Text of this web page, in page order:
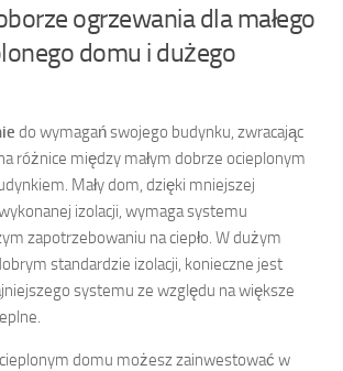
ogrzewania dla małego
domu i dużego
do wymagań swojego budynku, zwracając
różnice między małym dobrze ocieplonym
Mały dom, dzięki mniejszej
izolacji, wymaga systemu
zapotrzebowaniu na ciepło. W dużym
standardzie izolacji, konieczne jest
systemu ze względu na większe
domu możesz zainwestować w